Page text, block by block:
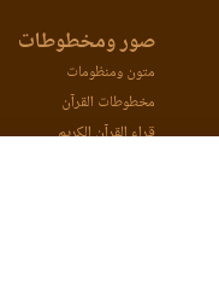
صور ومخطوطات
متون ومنظومات
مخطوطات القرآن
قراء القرآن الكريم